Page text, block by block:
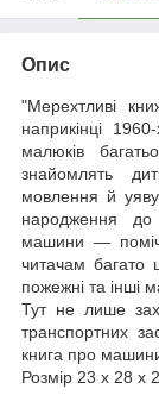
Опис
"Мерехтливі
наприкінці
малюків
знайомлять
мовлення й
народження до
машини —
читачам багато
пожежні та інші
Тут не лише
транспортних
книга про
Розмір 23 х 28 х